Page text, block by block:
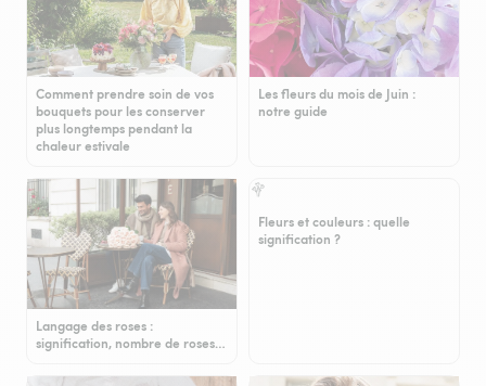
Comment prendre soin de vos
bouquets pour les conserver
plus longtemps pendant la
chaleur estivale
Les fleurs du mois de Juin :
notre guide
Langage des roses :
signification, nombre de roses…
Fleurs et couleurs : quelle
signification ?